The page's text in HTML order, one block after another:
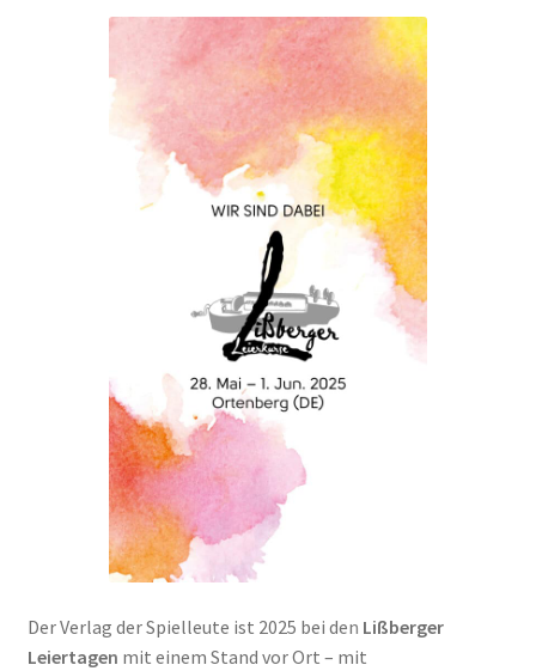
Der Verlag der Spielleute ist 2025 bei den Lißberger
Leiertagen mit einem Stand vor Ort – mit